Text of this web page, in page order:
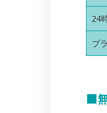
24
プ
■